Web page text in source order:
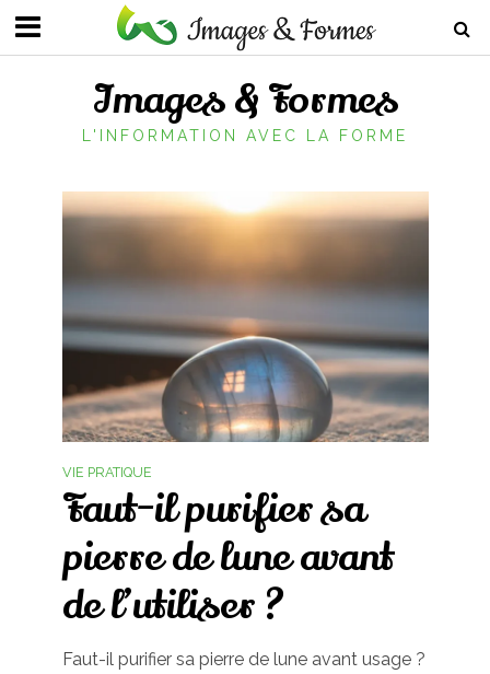
Images & Formes
L'INFORMATION AVEC LA FORME
VIE PRATIQUE
Faut-il purifier sa
pierre de lune avant
de l’utiliser ?
Faut-il purifier sa pierre de lune avant usage ?